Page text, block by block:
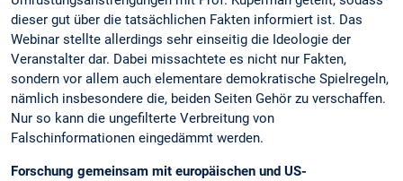
dieser gut über die tatsächlichen Fakten informiert ist. Das
Webinar stellte allerdings sehr einseitig die Ideologie der
Veranstalter dar. Dabei missachtete es nicht nur Fakten,
sondern vor allem auch elementare demokratische Spielregeln,
nämlich insbesondere die, beiden Seiten Gehör zu verschaffen.
Nur so kann die ungefilterte Verbreitung von
Falschinformationen eingedämmt werden.
Forschung gemeinsam mit europäischen und US-